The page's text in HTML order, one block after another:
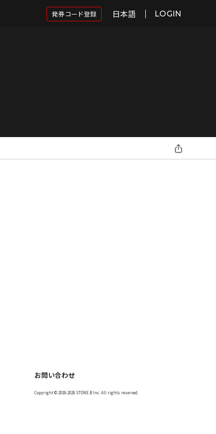
発券コード登録 日本語 LOGIN
お問い合わせ
Copyright © 2018-2026 STONE.B Inc. All rights reserved.